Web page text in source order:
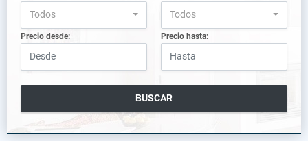
Todos Todos
Precio desde: Precio hasta:
BUSCAR